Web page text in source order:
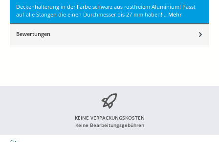
Deckenhalterung in der Farbe schwarz aus rostfreiem Aluminium! Passt
auf alle Stangen die einen Durchmesser bis 27 mm haben!… Mehr
Bewertungen
KEINE VERPACKUNGSKOSTEN
Keine Bearbeitungsgebühren